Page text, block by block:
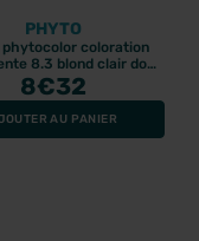
PHYTO
phytocolor coloration
8.3 blond clair doré
112ml
8€32
AU PANIER